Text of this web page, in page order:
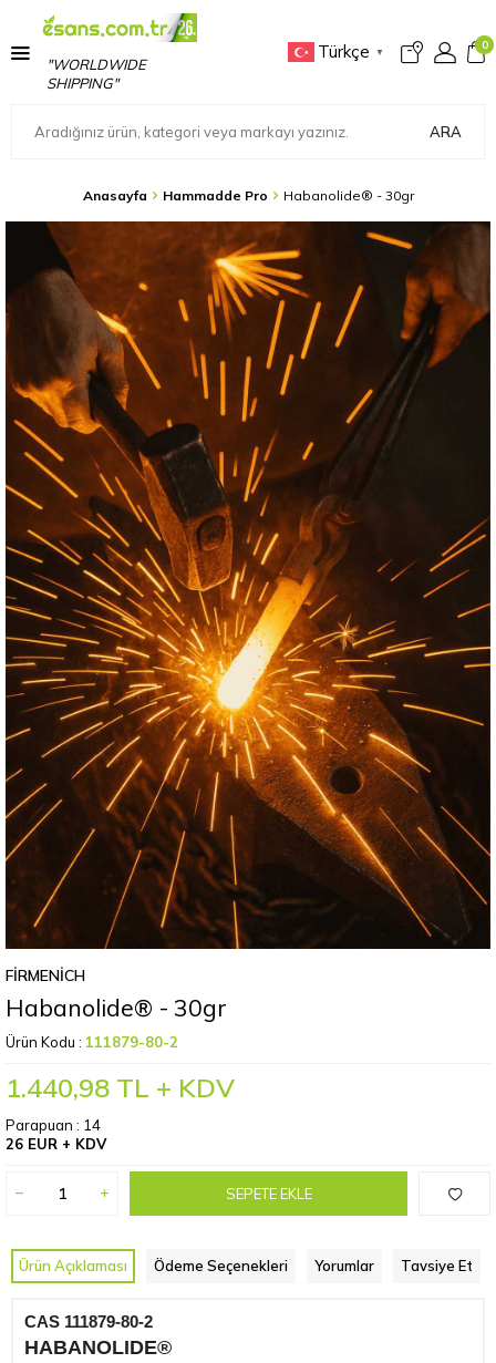
"WORLDWIDE
SHIPPING"
Türkçe ▼
0
ARA
Anasayfa Hammadde Pro Habanolide® - 30gr
FIRMENICH
Habanolide® - 30gr
Ürün Kodu : 111879-80-2
1.440,98 TL + KDV
Parapuan : 14
26 EUR + KDV
SEPETE EKLE
Ürün Açıklaması Ödeme Seçenekleri Yorumlar Tavsiye Et
CAS 111879-80-2
HABANOLIDE®